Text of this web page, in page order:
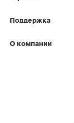
Поддержка
О компании